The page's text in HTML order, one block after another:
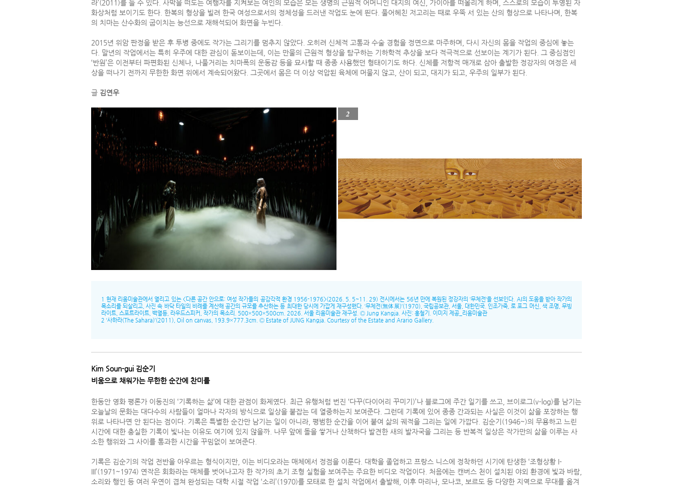
라’(2011)를 들 수 있다. 사막을 떠도는 여행자를 지켜보는 여인의 모습은 모든 생명의 근원적 어머니인 대지의 여신, 가이아를 떠올리게 하며, 스스로의 모습이 투영된 자
화상처럼 보이기도 한다. 한복의 형상을 빌려 한국 여성으로서의 정체성을 드러낸 작업도 눈에 띈다. 풀어헤친 저고리는 때로 우뚝 서 있는 산의 형상으로 나타나며, 한복
의 치마는 산수화의 굽이치는 능선으로 재해석되어 화면을 누빈다.
2015년 위암 판정을 받은 후 투병 중에도 작가는 그리기를 멈추지 않았다. 오히려 신체적 고통과 수술 경험을 정면으로 마주하며, 다시 자신의 몸을 작업의 중심에 놓는
다. 말년의 작업에서는 특히 우주에 대한 관심이 돋보이는데, 이는 만물의 근원적 형상을 탐구하는 기하학적 추상을 보다 적극적으로 선보이는 계기가 된다. 그 중심점인
‘반원’은 이전부터 파편화된 신체나, 나풀거리는 치마폭의 운동감 등을 묘사할 때 종종 사용했던 형태이기도 하다. 신체를 저항적 매개로 삼아 출발한 정강자의 여정은 세
상을 떠나기 전까지 무한한 화면 위에서 계속되어왔다. 그곳에서 몸은 더 이상 억압된 육체에 머물지 않고, 산이 되고, 대지가 되고, 우주의 일부가 된다.
글 김연우
1 2
1 현재 리움미술관에서 열리고 있는 <다른 공간 안으로: 여성 작가들의 공감각적 환경 1956-1976>(2026. 5. 5~11. 29) 전시에서는 56년 만에 복원된 정강자의 ‘무체전’을 선보인다. AI의 도움을 받아 작가의
목소리를 되살리고, 사진 속 바닥 타일의 비례를 계산해 공간의 규모를 추산하는 등 최대한 당시에 가깝게 재구성했다. ‘무체전(無体展)’(1970), 국립공보관, 서울, 대한민국. 인조가죽, 로 포그 머신, 색 조명, 무빙
라이트, 스포트라이트, 백열등, 라우드스피커, 작가의 목소리. 500×500×500cm. 2026. 서울 리움미술관 재구성. Ⓒ Jung Kangja. 사진: 홍철기. 이미지 제공_리움미술관
2 ‘사하라(The Sahara)’(2011), Oil on canvas, 193.9×777.3cm. Ⓒ Estate of JUNG Kangja. Courtesy of the Estate and Arario Gallery.
Kim Soun-gui 김순기
비움으로 채워가는 무한한 순간에 찬미를
한동안 영화 평론가 이동진의 ‘기록하는 삶’에 대한 관점이 화제였다. 최근 유행처럼 번진 ‘다꾸(다이어리 꾸미기)’나 블로그에 주간 일기를 쓰고, 브이로그(v-log)를 남기는
오늘날의 문화는 대다수의 사람들이 얼마나 각자의 방식으로 일상을 붙잡는 데 열중하는지 보여준다. 그런데 기록에 있어 종종 간과되는 사실은 이것이 삶을 포장하는 행
위로 나타나면 안 된다는 점이다. 기록은 특별한 순간만 남기는 일이 아니라, 평범한 순간을 이어 붙여 삶의 궤적을 그리는 일에 가깝다. 김순기(1946~)의 무용하고 느린
시간에 대한 충실한 기록이 빛나는 이유도 여기에 있지 않을까. 나무 앞에 돌을 쌓거나 산책하다 발견한 새의 발자국을 그리는 등 반복적 일상은 작가만의 삶을 이루는 사
소한 행위와 그 사이를 통과한 시간을 꾸밈없이 보여준다.
기록은 김순기의 작업 전반을 아우르는 형식이지만, 이는 비디오라는 매체에서 정점을 이룬다. 대학을 졸업하고 프랑스 니스에 정착하던 시기에 탄생한 ‘조형상황 I-
III’(1971~1974) 연작은 회화라는 매체를 벗어나고자 한 작가의 초기 조형 실험을 보여주는 주요한 비디오 작업이다. 처음에는 캔버스 천이 설치된 야외 환경에 빛과 바람,
소리와 행인 등 여러 우연이 겹쳐 완성되는 대학 시절 작업 ‘소리’(1970)를 모태로 한 설치 작업에서 출발해, 이후 마리나, 모나코, 보르도 등 다양한 지역으로 무대를 옮겨